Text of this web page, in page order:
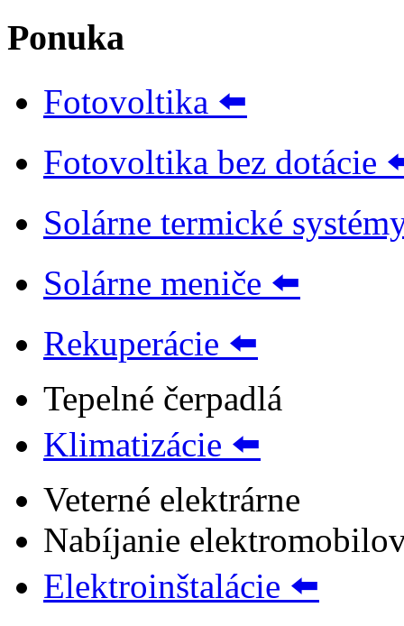
Ponuka
Fotovoltika ⬅️
Fotovoltika bez dotácie
Solárne termické
Solárne meniče ⬅️
Rekuperácie ⬅️
Tepelné čerpadlá
Klimatizácie ⬅️
Veterné elektrárne
Nabíjanie
Elektroinštalácie ⬅️